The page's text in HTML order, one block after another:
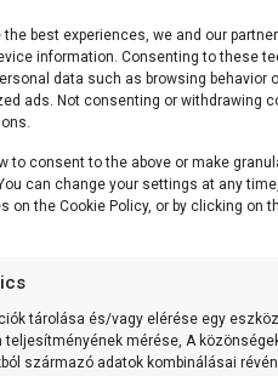
the best experiences, we and our
information. Consenting to these
data such as browsing behavior
ads. Not consenting or withdrawing
to consent to the above or make
can change your settings at any
on the Cookie Policy, or by clicking on
tárolása és/vagy elérése egy
teljesítményének mérése, A
származó adatok kombinálásai